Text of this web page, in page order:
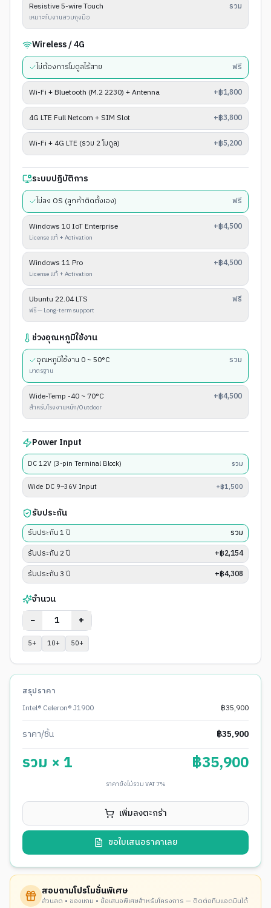
Resistive 5-wire Touch รวม
เหมาะกับงานสวมถุงมือ
Wireless / 4G
ไม่ต้องการโมดูลไร้สาย ฟรี
Wi-Fi + Bluetooth (M.2 2230) + Antenna +฿1,800
4G LTE Full Netcom + SIM Slot +฿3,800
Wi-Fi + 4G LTE (รวม 2 โมดูล) +฿5,200
ระบบปฏิบัติการ
ไม่ลง OS (ลูกค้าติดตั้งเอง) ฟรี
Windows 10 IoT Enterprise +฿4,500
License แท้ + Activation
Windows 11 Pro +฿4,500
License แท้ + Activation
Ubuntu 22.04 LTS ฟรี
ฟรี — Long-term support
ช่วงอุณหภูมิใช้งาน
อุณหภูมิใช้งาน 0 ~ 50°C รวม
มาตรฐาน
Wide-Temp -40 ~ 70°C +฿4,500
สำหรับโรงงานหนัก/Outdoor
Power Input
DC 12V (3-pin Terminal Block) รวม
Wide DC 9–36V Input +฿1,500
รับประกัน
รับประกัน 1 ปี
รวม
รับประกัน 2 ปี
+฿2,154
รับประกัน 3 ปี
+฿4,308
จำนวน
−
+
5+ 10+ 50+
สรุปราคา
Intel® Celeron® J1900
฿35,900
ราคา/ชิ้น ฿35,900
รวม ×1 ฿35,900
ราคายังไม่รวม VAT 7%
เพิ่มลงตะกร้า
ขอใบเสนอราคาเลย
สอบถามโปรโมชั่นพิเศษ
ส่วนลด • ของแถม • ข้อเสนอพิเศษสำหรับโครงการ — ติดต่อทีมแอดมินได้